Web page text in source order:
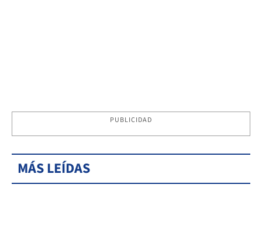
PUBLICIDAD
MÁS LEÍDAS